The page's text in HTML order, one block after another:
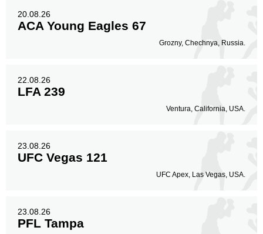
20.08.26
ACA Young Eagles 67
Grozny, Chechnya, Russia.
22.08.26
LFA 239
Ventura, California, USA.
23.08.26
UFC Vegas 121
UFC Apex, Las Vegas, USA.
23.08.26
PFL Tampa